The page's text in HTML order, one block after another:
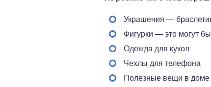
Украшения —
Фигурки — это могут
Одежда для кукол
Чехлы для телефона
Полезные вещи в доме